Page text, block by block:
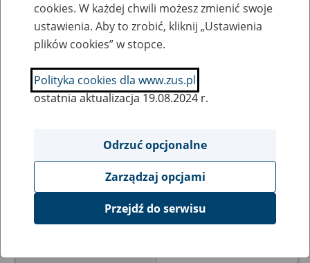
SZUKAJ
Ukryj wszystkie pozycje bazy
Zakłady Przemysłu Ciągnikowego
cookies. W każdej chwili możesz zmienić swoje
ustawienia. Aby to zrobić, kliknij „Ustawienia
plików cookies” w stopce.
Polityka cookies dla www.zus.pl
ostatnia aktualizacja 19.08.2024 r.
Odrzuć opcjonalne
Zarządzaj opcjami
Przejdź do serwisu